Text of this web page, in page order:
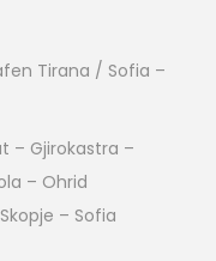
Tirana / Sofia –
– Gjirokastra –
– Ohrid
– Sofia